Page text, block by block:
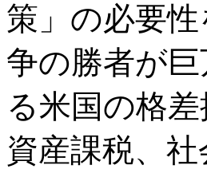
策」の必要
争の勝者が
る米国の格
資産課税、